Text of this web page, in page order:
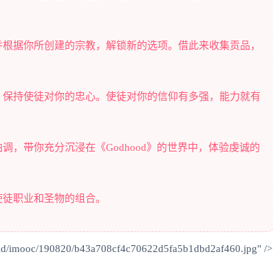
据你所创建的宗教，解锁新的选项。借此来收集贡品，
持使徒对你的忠心。使徒对你的信仰有多强，能力就有
，带你充分沉浸在《Godhood》的世界中，体验虔诚的
职业和圣物的组合。
imooc/190820/b43a708cf4c70622d5fa5b1dbd2af460.jpg" />